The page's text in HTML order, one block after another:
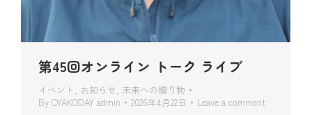
第45回オンライン トーク ライブ
イベント , お知らせ, 未来への贈り物
By OYAKODAY admin 2026年4月22日 Leave a comment